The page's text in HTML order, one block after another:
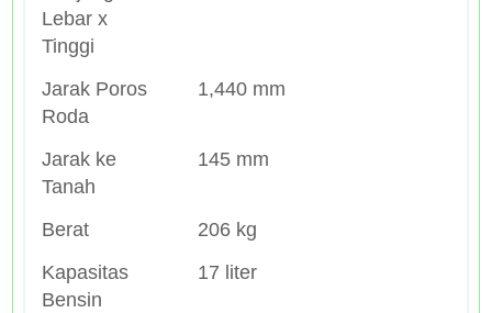
Lebar x
Tinggi
Jarak Poros
Roda
1,440 mm
Jarak ke
Tanah
145 mm
Berat
206 kg
Kapasitas
Bensin
17 liter